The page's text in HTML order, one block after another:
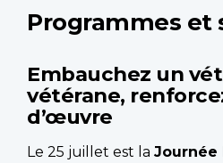
Programmes et
Embauchez un
vétérane,
d’œuvre
Le 25 juillet est la Journée